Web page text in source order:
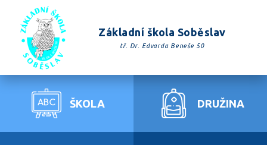
Základní škola Soběslav
tř. Dr. Edvarda Beneše 50
ŠKOLA DRUŽINA